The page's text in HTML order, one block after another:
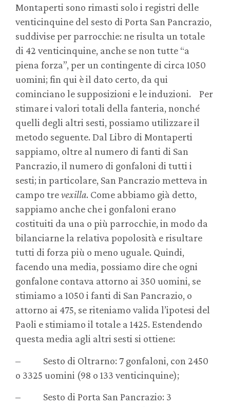
Montaperti sono rimasti solo i registri delle
venticinquine del sesto di Porta San Pancrazio,
suddivise per parrocchie: ne risulta un totale
di 42 venticinquine, anche se non tutte “a
piena forza”, per un contingente di circa 1050
uomini; fin qui è il dato certo, da qui
cominciano le supposizioni e le induzioni. Per
stimare i valori totali della fanteria, nonché
quelli degli altri sesti, possiamo utilizzare il
metodo seguente. Dal Libro di Montaperti
sappiamo, oltre al numero di fanti di San
Pancrazio, il numero di gonfaloni di tutti i
sesti; in particolare, San Pancrazio metteva in
campo trevexilla. Come abbiamo già detto,
sappiamo anche che i gonfaloni erano
costituiti da una o più parrocchie, in modo da
bilanciarne la relativa popolosità e risultare
tutti di forza più o meno uguale. Quindi,
facendo una media, possiamo dire che ogni
gonfalone contava attorno ai 350 uomini, se
stimiamo a 1050 i fanti di San Pancrazio, o
attorno ai 475, se riteniamo valida l’ipotesi del
Paoli e stimiamo il totale a 1425. Estendendo
questa media agli altri sesti si ottiene:
– Sesto di Oltrarno: 7 gonfaloni, con 2450
o 3325 uomini (98 o 133 venticinquine);
– Sesto di Porta San Pancrazio: 3